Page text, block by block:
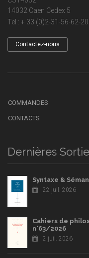
14032 Caen Cedex 5
Tel : + 33 (0)2-31-56-62-20
Contactez-nous
COMMANDES
CONTACTS
Dernières
Syntaxe &
22 juil. 2026
Cahiers de
n°63/2026
2 juil. 2026